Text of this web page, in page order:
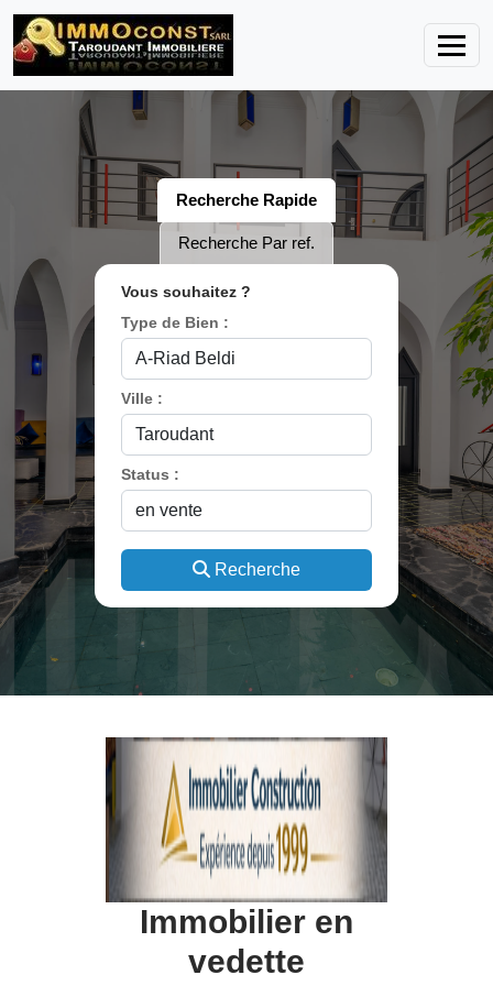
Recherche Rapide
Recherche Par ref.
Vous souhaitez ?
Type de Bien :
Ville :
Status :
Recherche
Immobilier en
vedette